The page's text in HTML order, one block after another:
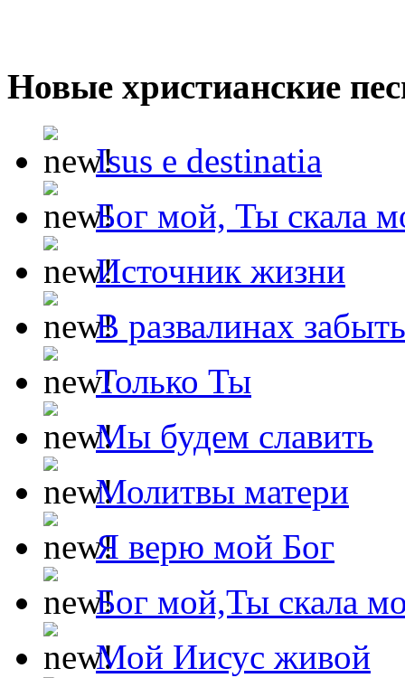
Новые христианские
Isus e destinatia
Бог мой, Ты скала
Источник жизни
В развалинах
Только Ты
Мы будем славить
Молитвы матери
Я верю мой Бог
Бог мой,Ты скала
Мой Иисус живой